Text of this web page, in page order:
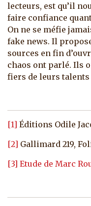
lecteurs, est qu’il
faire confiance
On ne se méfie
fake news. Il
sources en fin
chaos ont parlé. Ils
fiers de leurs
[1] Éditions Odile
[2] Gallimard 219,
[3] Etude de Marc